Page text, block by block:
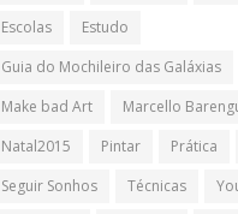
Escolas
Estudo
Guia do Mochileiro das Galáxias
Make bad Art
Marcello
Natal2015
Pintar Prática
Seguir Sonhos
Técnicas